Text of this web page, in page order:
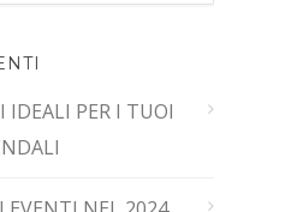
PER I TUOI